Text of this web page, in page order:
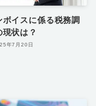
ボイスに係る税務調
現状は？
年7月20日